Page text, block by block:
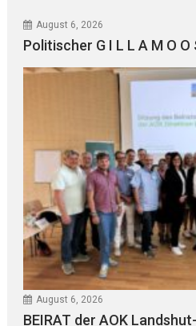
August 6, 2026
Politischer G I L L A M O O
August 6, 2026
BEIRAT der AOK